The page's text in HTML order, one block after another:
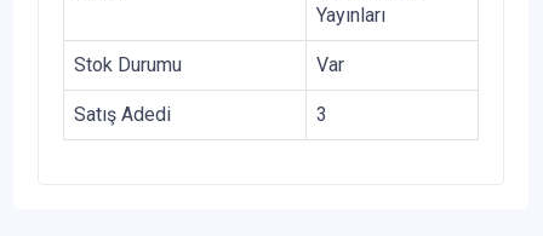
Yayınları
Stok Durumu Var
Satış Adedi 3